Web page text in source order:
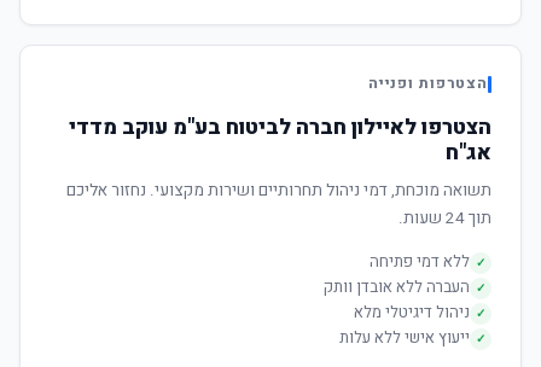
הצטרפות ופנייה
הצטרפו לאיילון חברה לביטוח בע"מ עוקב מדדי
אג"ח
תשואה מוכחת, דמי ניהול תחרותיים ושירות מקצועי. נחזור אליכם
תוך 24 שעות.
✓ ללא דמי פתיחה
✓ העברה ללא אובדן וותק
✓ ניהול דיגיטלי מלא
✓ ייעוץ אישי ללא עלות